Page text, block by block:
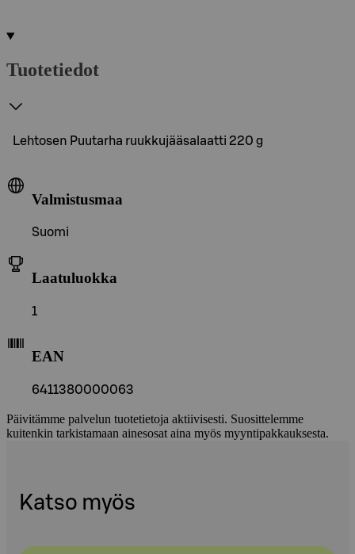
Tuotetiedot
Lehtosen Puutarha ruukkujääsalaatti 220 g
Valmistusmaa
Suomi
Laatuluokka
1
EAN
6411380000063
Päivitämme palvelun tuotetietoja aktiivisesti. Suosittelemme
kuitenkin tarkistamaan ainesosat aina myös myyntipakkauksesta.
Katso myös